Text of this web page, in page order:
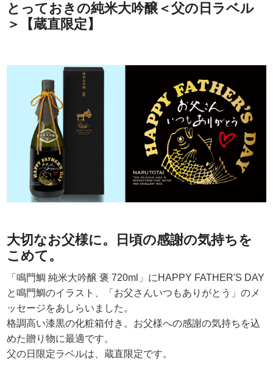
とっておきの純米大吟醸＜父の日ラベル
＞【蔵直限定】
大切なお父様に。日頃の感謝の気持ちを
こめて。
「鳴門鯛 純米大吟醸 褒 720ml」にHAPPY FATHER'S DAY
と鳴門鯛のイラスト、「お父さんいつもありがとう」のメ
ッセージをあしらいました。
格調高い漆黒の化粧箱付き。お父様への感謝の気持ちを込
めた贈り物に最適です。
父の日限定ラベルは、蔵直限定です。